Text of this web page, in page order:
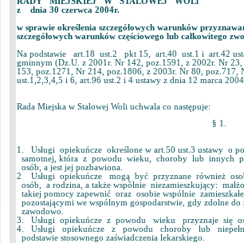
z dnia 30 czerwca 2004r.
w sprawie określenia szczegółowych warunków
szczegółowych warunków częściowego lub całkowitego
Na podstawie art.18 ust.2 pkt 15, art.40 ust.1 i art.42
gminnym (Dz.U. z 2001r. Nr 142, poz.1591, z 2002r. Nr
153, poz.1271, Nr 214, poz.1806, z 2003r. Nr 80, poz.717,
ust.1,2,3,4,5 i 6, art.96 ust.2 i 4 ustawy z dnia 12 marca
Rada Miejska w Stalowej Woli uchwala co następuje:
§ 1.
1. Usługi opiekuńcze określone w art.50 ust.3 ustawy o
samotnej, która z powodu wieku, choroby lub innych
osób, a jest jej pozbawiona.
2 Usługi opiekuńcze mogą być przyznane również
osób, a rodzina, a także wspólnie niezamieszkujący:
takiej pomocy zapewnić oraz osobie wspólnie
pozostającymi we wspólnym gospodarstwie, gdy zdolne
zawodowo.
3. Usługi opiekuńcze z powodu wieku przyznaje się
4. Usługi opiekuńcze z powodu choroby lub
podstawie stosownego zaświadczenia lekarskiego.